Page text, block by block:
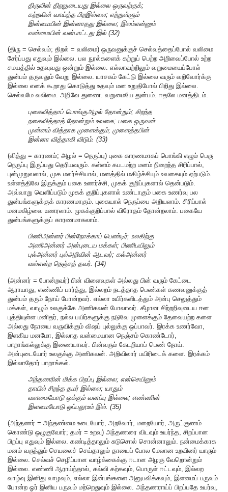
திருவின் திறலுடையது இல்லை ஒருவற்குக்;
கற்றலின் வாய்த்த பிறஇல்லை; எற்றுள்ளும்
இன்மையின் இன்னாதது இல்லை; இலம்என்னும்
வன்மையின் வன்பாட்டது இல் (32)
(திரு = செல்வம்; திறல் = வலிமை) ஒருவனுக்குச் செல்வத்தைப்போல் வலிமை
சேர்ப்பது எதுவும் இல்லை. பல நூல்களைக் கற்றுப் பெற்ற அறிவைப்போல் உற்ற
சமயத்தில் உதவுவது ஒன்றும் இல்லை. எல்லாவற்றிலும் வறுமையைப்போல்
துன்பம் தருவதும் வேறு இல்லை. யாசகம் கேட்டு இல்லை வரும் வறிவோர்க்கு
இல்லை எனக் கூறாது கொடுத்து உதவும் மன உறுதிபோல் பிறிது இல்லை.
செல்வமே வலிமை. அறிவே துணை. வறுமையே துன்பம். ஈதலே மனத்திடம்.
புகைவித்தாப் பொங்குஅழல் தோன்றும்; சிறந்த
நகைவித்தாத் தோன்றும் உவகை; பகை ஒருவன்
முன்னம் வித்தாக முளைக்கும்; முளைத்தபின்
இன்னா வித்தாகி விடும். (33)
(வித்து = காரணம்; அழல் = நெருப்பு) புகை காரணமாகப் பொங்கி எழும் பெரு
நெருப்பு இருப்பது தெரியவரும். கள்ளம் கபடமற்ற மனம் நிறைந்த சிரிப்பால்,
புன்முறுவலால், முக மலர்ச்சியால், மனத்தில் மகிழ்ச்சியும் உவகையும் ஏற்படும்.
உள்ளத்திலே இருக்கும் பகை உணர்ச்சி, முகக் குறிப்புகளால் தென்படும்.
அவ்வாறு வெளிப்படும் முகக் குறிப்புகளால் உண்டாகும் பகை உணர்வு பல
துன்பங்களுக்குக் காரணமாகும். புகையால் நெருப்பை அறியலாம். சிரிப்பால்
மனமகிழ்வை உணரலாம். முகக்குறிப்பால் விரோதம் தோன்றலாம். பகையே
துன்பங்களுக்குப் காரணமாகலாம்.
பிணிஅன்னர் பின்நோக்காப் பெண்டிர்; உலகிற்கு
அணிஅன்னர் அன்புடைய மக்கள்; பிணிபயிலும்
புல்அன்னர் புல்அறிவின் ஆடவர்; கல்அன்னர்
வல்என்ற நெஞ்சத் தவர். (34)
(அன்னர் = போன்றவர்) பின் விளைவுகள் அல்லது பின் வரும் கேட்டை
ஆராயாது, எண்ணிப் பார்த்து, இல்லறம் நடத்தாத பெண்கள் கணவனுக்குத்
துன்பம் தரும் நோய் போன்றவர். எல்லா உயிர்களிடத்தும் அன்பு செலுத்தும்
மக்கள், வாழும் உலகுக்கே அணிகலன் போலாவர். கீழான சிற்றறிவுடைய ஈன
புத்தியுள்ள மனிதர், நல்ல பயிர்களுக்கு நடுவே முளைக்கும் தேவையற்ற களை
அல்லது நோயை வருவிக்கும் விஷப் புல்லுக்கு ஒப்பாவர். இரக்க உணர்வோ,
இளகிய மனமோ, இல்லாத வன்மையான நெஞ்சம் கொண்டோர்,
பாறாங்கல்லுக்கு இணையாவர். பின்வரும் கேடறியாப் பெண் நோய்.
அன்புடையோர் உலகுக்கு அணிகலன். அறிவிலார் பயிரிடைக் களை. இரக்கம்
இல்லாதோர் பாறாங்கல்.
அந்தணரின் மிக்க பிறப்பு இல்லை; என்செயினும்
தாயில் சிறந்த தமர் இல்லை; யாதும்
வளமையோடு ஒக்கும் வனப்பு இல்லை; எண்ணின்
இளமையோடு ஒப்பதூஉம் இல். (35)
(அந்தணர் = அந்தண்மை உடையோர், அறவோர், மறையோர், அருட்குணம்
கொண்டு ஒழுகுவோர்; தமர் = உறவு) அந்தணரை விடவும் உயர்ந்த, சிறப்பான
பிறப்பு எதுவும் இல்லை. கண்டித்தாலும் சுடுசொல் சொன்னாலும். நன்மைக்காக
மனம் வருந்தும் செயலைச் செய்தாலும் தாயைப் போல மேலான உறவினர் யாரும்
இல்லை. செல்வச் செழிப்பான வாழ்க்கைக்கு ஈடான அழகு வேறொன்றும்
இல்லை. எண்ணி ஆராய்ந்தால், கல்வி கற்கவும், பொருள் ஈட்டவும், இல்லற
வாழ்வு இனிது வாழவும், எல்லா இன்பங்களை அனுபவிக்கவும், இளமைப் பருவம்
போன்ற ஓர் இனிய பருவம் மற்றெதுவும் இல்லை. அந்தணராய்ப் பிறப்பதே உயர்வு,